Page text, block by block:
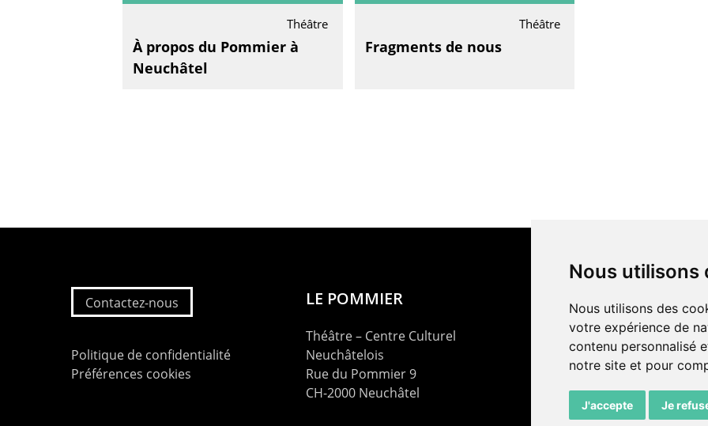
Nous utilisons
Nous utilisons des
votre expérience de
contenu personnalisé
notre site et pour
J'accepte Je
Théâtre
À propos du Pommier à
Neuchâtel
Théâtre
Fragments de nous
Contactez-nous
Politique de confidentialité
Préférences cookies
LE POMMIER
Théâtre – Centre Culturel
Neuchâtelois
Rue du Pommier 9
CH-2000 Neuchâtel